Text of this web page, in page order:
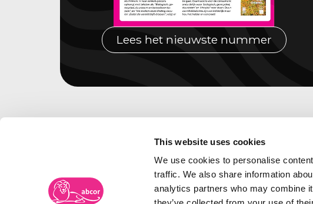
This website uses cookies
We use cookies to personalise
traffic. We also share information
analytics partners who may combine
Lees het nieuwste nummer